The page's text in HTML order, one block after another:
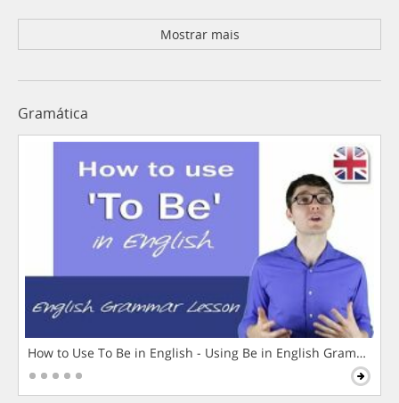
Mostrar mais
Gramática
How to Use To Be in English - Using Be in English Grammar